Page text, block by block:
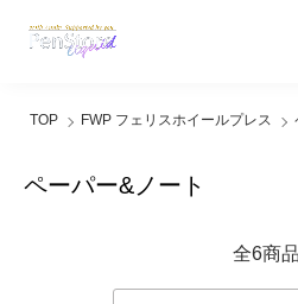
TOP FWP フェリスホイールプレス
ペーパー&ノート
全6商品